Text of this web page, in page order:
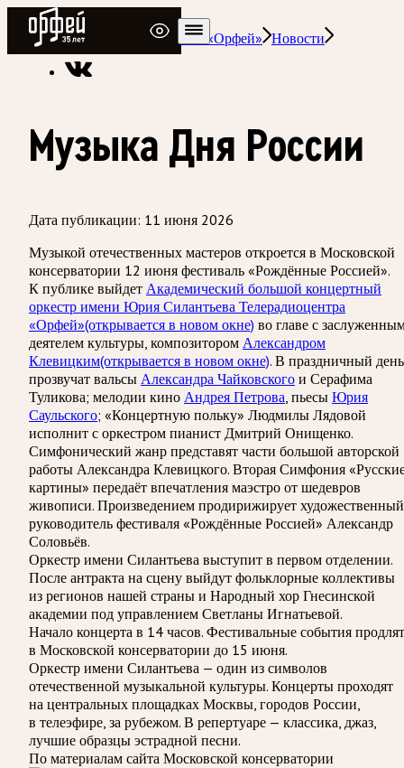
Радио Орфей
Радио классической музыки «Орфей» Новости
Музыка Дня России
Дата публикации: 11 июня 2026
Музыкой отечественных мастеров откроется в Московской
консерватории 12 июня фестиваль «Рождённые Россией».
К публике выйдет Академический большой концертный
оркестр имени Юрия Силантьева Телерадиоцентра
«Орфей»(открывается в новом окне) во главе с
деятелем культуры, композитором Александром
Клевицким(открывается в новом окне). В праздничный день
прозвучат вальсы Александра Чайковского и Серафима
Туликова; мелодии кино Андрея Петрова , пьесы Юрия
Саульского; «Концертную польку» Людмилы Лядовой
исполнит с оркестром пианист Дмитрий Онищенко.
Симфонический жанр представят части большой авторской
работы Александра Клевицкого. Вторая Симфония
картины» передаёт впечатления маэстро от шедевров
живописи. Произведением продирижирует художественный
руководитель фестиваля «Рождённые Россией» Александр
Соловьёв.
Оркестр имени Силантьева выступит в первом отделении.
После антракта на сцену выйдут фольклорные коллективы
из регионов нашей страны и Народный хор Гнесинской
академии под управлением Светланы Игнатьевой.
Начало концерта в 14 часов. Фестивальные события
в Московской консерватории до 15 июня.
Оркестр имени Силантьева — один из символов
отечественной музыкальной культуры. Концерты проходят
на центральных площадках Москвы, городов России,
в телеэфире, за рубежом. В репертуаре — классика, джаз,
лучшие образцы эстрадной песни.
По материалам сайта Московской консерватории